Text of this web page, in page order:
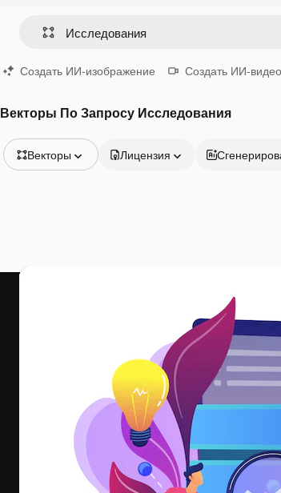
Создать ИИ-изображение Создать ИИ-видео
Векторы По Запросу Исследования
Векторы
Видео
Лицензия
Креативная платформа для создания
ваших лучших работ. Более 1
подписчиков среди креаторов,
предприятий, агентств и студий.
Pусский